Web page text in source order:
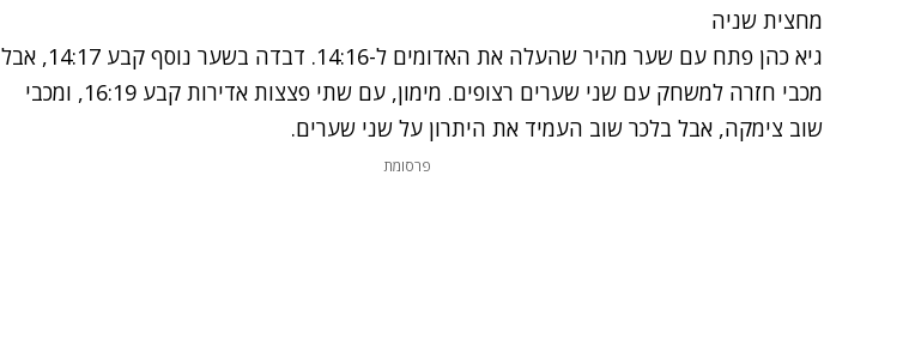
מחצית שניה
גיא כהן פתח עם שער מהיר שהעלה את האדומים ל-14:16. דבדה בשער נוסף קבע 14:17, אבל
מכבי חזרה למשחק עם שני שערים רצופים. מימון, עם שתי פצצות אדירות קבע 16:19, ומכבי
שוב צימקה, אבל בלכר שוב העמיד את היתרון על שני שערים.
פרסומת